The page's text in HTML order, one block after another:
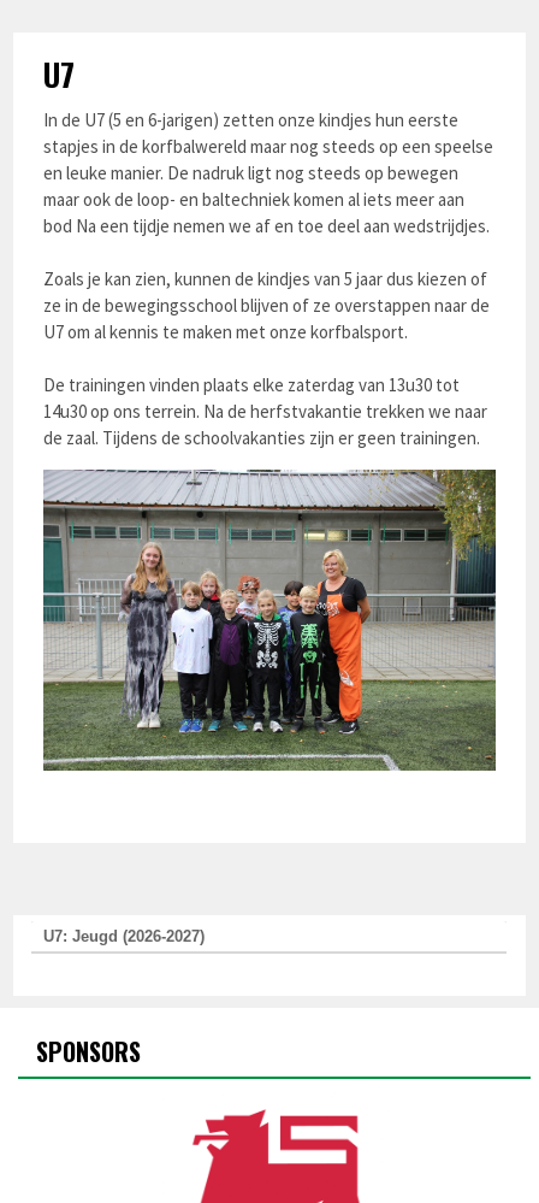
U7
In de U7 (5 en 6-jarigen) zetten onze kindjes hun eerste
stapjes in de korfbalwereld maar nog steeds op een speelse
en leuke manier. De nadruk ligt nog steeds op bewegen
maar ook de loop- en baltechniek komen al iets meer aan
bod Na een tijdje nemen we af en toe deel aan wedstrijdjes.
Zoals je kan zien, kunnen de kindjes van 5 jaar dus kiezen of
ze in de bewegingsschool blijven of ze overstappen naar de
U7 om al kennis te maken met onze korfbalsport.
De trainingen vinden plaats elke zaterdag van 13u30 tot
14u30 op ons terrein. Na de herfstvakantie trekken we naar
de zaal. Tijdens de schoolvakanties zijn er geen trainingen.
U7: Jeugd (2026-2027)
SPONSORS